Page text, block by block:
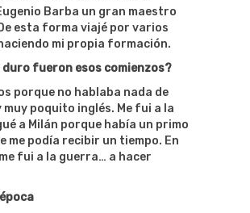
Barba un gran maestro
esta forma viajé por varios
mi propia formación.
duro fueron esos comienzos?
porque no hablaba nada de
poquito inglés. Me fui a la
a Milán porque había un primo
me podía recibir un tiempo. En
fui a la guerra… a hacer